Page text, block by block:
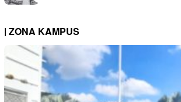
| ZONA KAMPUS